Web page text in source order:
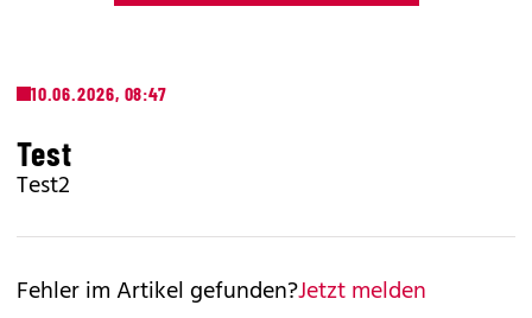
10.06.2026, 08:47
Test
Test2
Fehler im Artikel gefunden?Jetzt melden